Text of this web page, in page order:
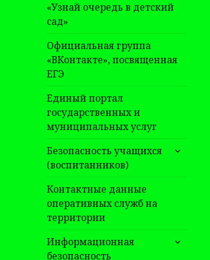
«Узнай очередь в детский
сад»
Официальная группа
«ВКонтакте», посвященная
ЕГЭ
Единый портал
государственных и
муниципальных услуг
Безопасность учащихся
(воспитанников)
раскрыть
Контактные данные
оперативных служб на
территории
Информационная
безопасность
раскрыть